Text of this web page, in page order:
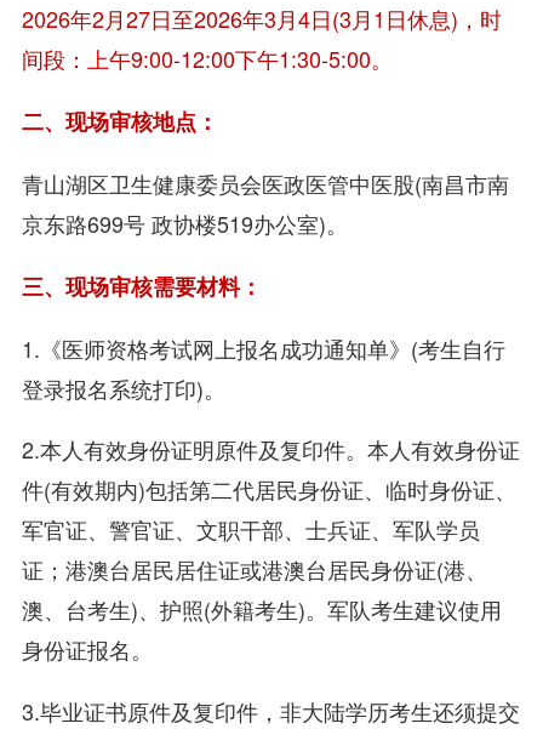
2026年2月27日至2026年3月4日(3月1日休息)，时
间段：上午9:00-12:00下午1:30-5:00。
二、现场审核地点：
青山湖区卫生健康委员会医政医管中医股(南昌市南
京东路699号 政协楼519办公室)。
三、现场审核需要材料：
1.《医师资格考试网上报名成功通知单》(考生自行
登录报名系统打印)。
2.本人有效身份证明原件及复印件。本人有效身份证
件(有效期内)包括第二代居民身份证、临时身份证、
军官证、警官证、文职干部、士兵证、军队学员
证；港澳台居民居住证或港澳台居民身份证(港、
澳、台考生)、护照(外籍考生)。军队考生建议使用
身份证报名。
3.毕业证书原件及复印件，非大陆学历考生还须提交